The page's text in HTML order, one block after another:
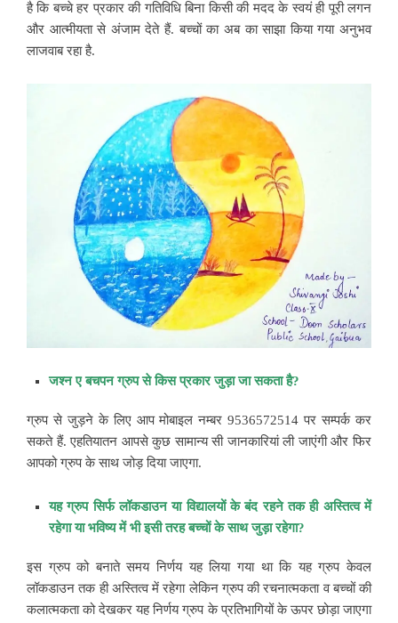
है कि बच्चे हर प्रकार की गतिविधि बिना किसी की मदद के स्वयं ही पूरी लगन
और आत्मीयता से अंजाम देते हैं. बच्चों का अब का साझा किया गया अनुभव
लाजवाब रहा है.
जश्न ए बचपन ग्रुप से किस प्रकार जुड़ा जा सकता है?
ग्रुप से जुड़ने के लिए आप मोबाइल नम्बर 9536572514 पर सम्पर्क कर
सकते हैं. एहतियातन आपसे कुछ सामान्य सी जानकारियां ली जाएंगी और फिर
आपको ग्रुप के साथ जोड़ दिया जाएगा.
यह ग्रुप सिर्फ लॉकडाउन या विद्यालयों के बंद रहने तक ही अस्तित्व में
रहेगा या भविष्य में भी इसी तरह बच्चों के साथ जुड़ा रहेगा?
इस ग्रुप को बनाते समय निर्णय यह लिया गया था कि यह ग्रुप केवल
लॉकडाउन तक ही अस्तित्व में रहेगा लेकिन ग्रुप की रचनात्मकता व बच्चों की
कलात्मकता को देखकर यह निर्णय ग्रुप के प्रतिभागियों के ऊपर छोड़ा जाएगा